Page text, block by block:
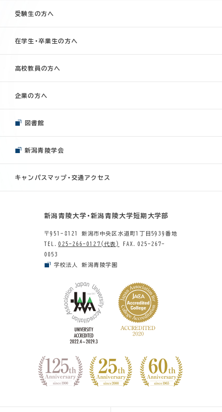
受験生の方へ
在学生・卒業生の方へ
高校教員の方へ
企業の方へ
図書館
新潟青陵学会
キャンパスマップ・交通アクセス
新潟青陵大学・新潟青陵大学短期大学部
〒951-8121 新潟市中央区水道町1丁目5939番地
TEL. 025-266-0127(代表)
FAX.025-267-
0053
学校法人 新潟青陵学園